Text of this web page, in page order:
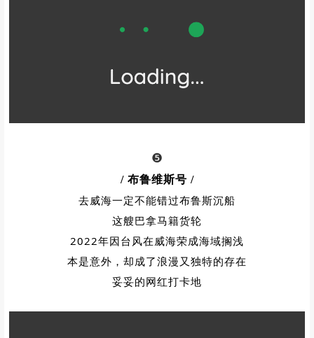
❺
/ 布鲁维斯号 /
去威海一定不能错过布鲁斯沉船
这艘巴拿马籍货轮
2022年因台风在威海荣成海域搁浅
本是意外，却成了浪漫又独特的存在
妥妥的网红打卡地